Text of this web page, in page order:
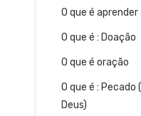
O que é
O que é : Doação
O que é oração
O que é :
Deus)